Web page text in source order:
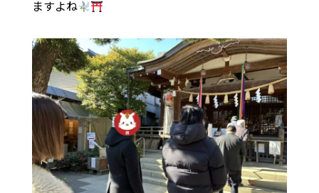
ますよね